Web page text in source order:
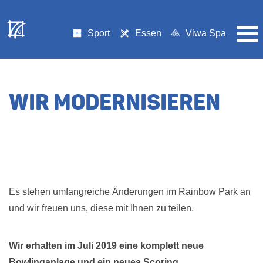
Sport Essen Viwa Spa
WIR MODERNISIEREN
Es stehen umfangreiche Änderungen im Rainbow Park an
und wir freuen uns, diese mit Ihnen zu teilen.
Wir erhalten im Juli 2019 eine komplett neue